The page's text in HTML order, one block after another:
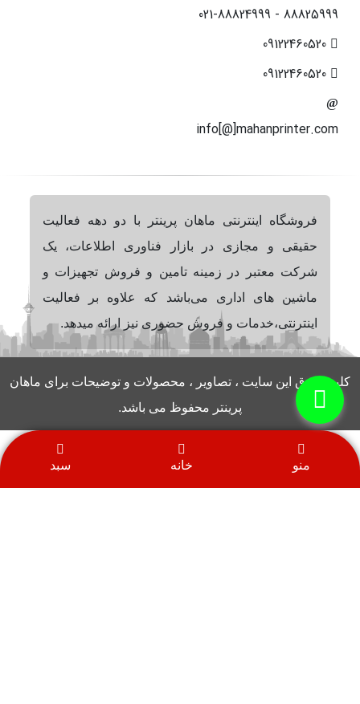
88825999 - 021-88824999
info[@]mahanprinter.com
فروشگاه اینترنتی ماهان پرینتر با دو دهه فعالیت
حقیقی و مجازی در بازار فناوری اطلاعات، یک
شرکت معتبر در زمینه تامین و فروش تجهیزات و
ماشین های اداری می‌باشد که علاوه بر فعالیت
اینترنتی،خدمات و فروش حضوری نیز ارائه میدهد.
کلیه حقوق این سایت ، تصاویر ، محصولات و توضیحات برای ماهان
پرینتر محفوظ می باشد.
منو خانه سبد